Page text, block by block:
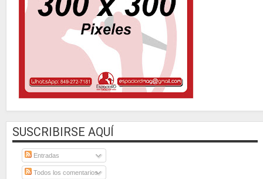
SUSCRIBIRSE AQUÍ
Entradas
Todos los comentarios